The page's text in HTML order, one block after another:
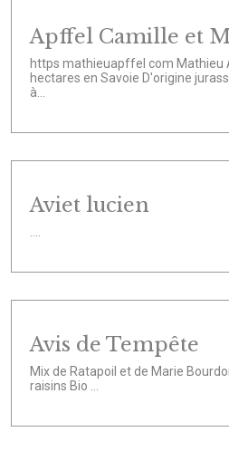
Apffel Camille et
https mathieuapffel com Mathieu
hectares en Savoie D'origine
à...
Aviet lucien
Avis de Tempête
Mix de Ratapoil et de Marie
raisins Bio ...